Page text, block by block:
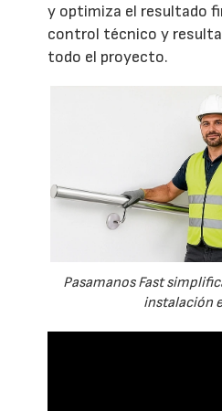
y optimiza el resultado
control técnico y
todo el proyecto.
Pasamanos Fast
instalación